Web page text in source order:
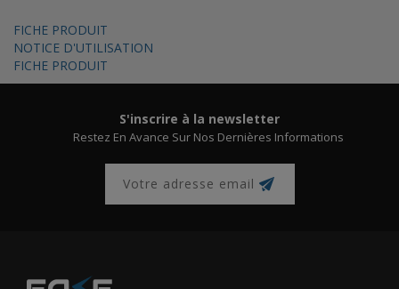
FICHE PRODUIT
NOTICE D'UTILISATION
FICHE PRODUIT
S'inscrire à la newsletter
Restez En Avance Sur Nos Dernières Informations